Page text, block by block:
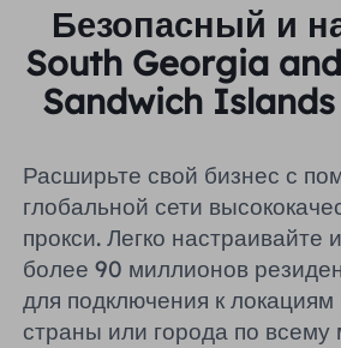
Безопасный и
South Georgia
Sandwich
Расширьте свой бизнес с
глобальной сети
прокси. Легко настраивайте
более 90 миллионов
для подключения к
страны или города по всему